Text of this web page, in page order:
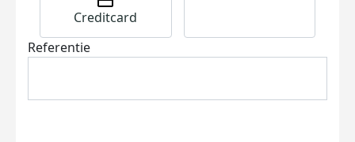
Creditcard
Referentie